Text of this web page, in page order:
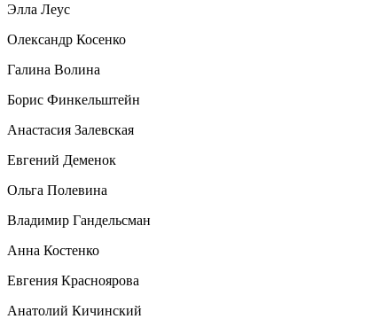
Элла Леус
Олександр Косенко
Галина Волина
Борис Финкельштейн
Анастасия Залевская
Евгений Деменок
Ольга Полевина
Владимир Гандельсман
Анна Костенко
Евгения Красноярова
Анатолий Кичинский